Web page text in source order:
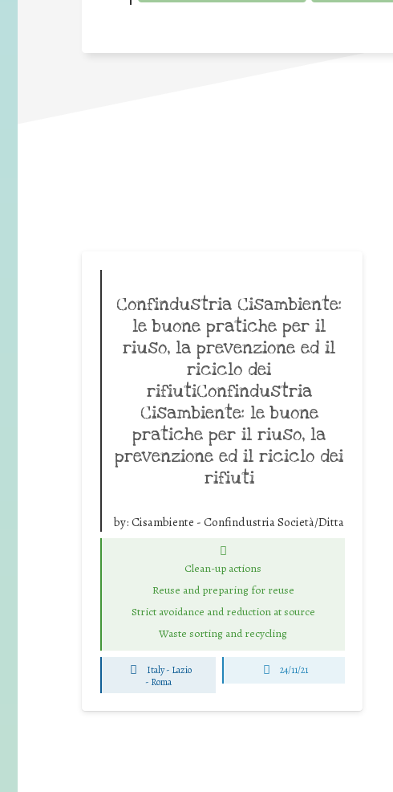
Confindustria Cisambiente:
le buone pratiche per il
riuso, la prevenzione ed il
riciclo dei
rifiutiConfindustria
Cisambiente: le buone
pratiche per il riuso, la
prevenzione ed il riciclo dei
rifiuti
by: Cisambiente - Confindustria Società/Ditta
Clean-up actions
Reuse and preparing for reuse
Strict avoidance and reduction at source
Waste sorting and recycling
Italy - Lazio
- Roma
24/11/21